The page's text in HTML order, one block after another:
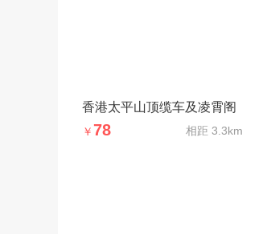
香港太平山顶缆车及凌霄阁
￥78 相距 3.3km